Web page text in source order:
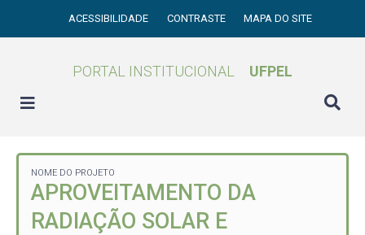
ACESSIBILIDADE CONTRASTE MAPA DO SITE
PORTAL INSTITUCIONAL UFPEL
NOME DO PROJETO
APROVEITAMENTO DA
RADIAÇÃO SOLAR E